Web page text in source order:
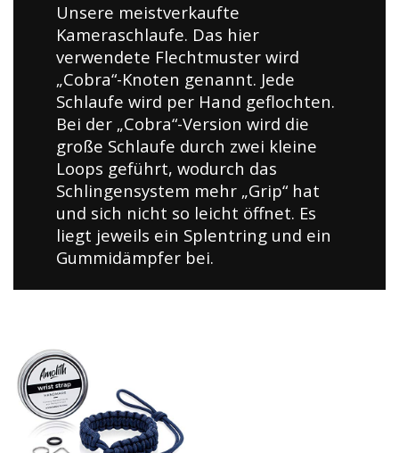
Unsere meistverkaufte
Kameraschlaufe. Das hier
verwendete Flechtmuster wird
„Cobra“-Knoten genannt. Jede
Schlaufe wird per Hand geflochten.
Bei der „Cobra“-Version wird die
große Schlaufe durch zwei kleine
Loops geführt, wodurch das
Schlingensystem mehr „Grip“ hat
und sich nicht so leicht öffnet. Es
liegt jeweils ein Splentring und ein
Gummidämpfer bei.